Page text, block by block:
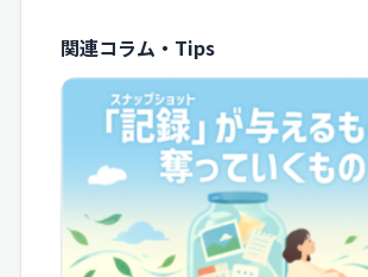
関連コラム・Tips